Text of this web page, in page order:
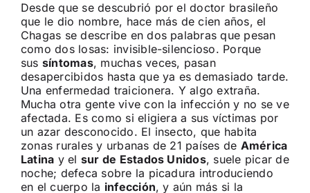
Desde que se descubrió por el doctor brasileño
que le dio nombre, hace más de cien años, el
Chagas se describe en dos palabras que pesan
como dos losas: invisible-silencioso. Porque
sus síntomas, muchas veces, pasan
desapercibidos hasta que ya es demasiado tarde.
Una enfermedad traicionera. Y algo extraña.
Mucha otra gente vive con la infección y no se ve
afectada. Es como si eligiera a sus víctimas por
un azar desconocido. El insecto, que habita
zonas rurales y urbanas de 21 países de América
Latina y el sur de Estados Unidos, suele picar de
noche; defeca sobre la picadura introduciendo
en el cuerpo la infección, y aún más si la